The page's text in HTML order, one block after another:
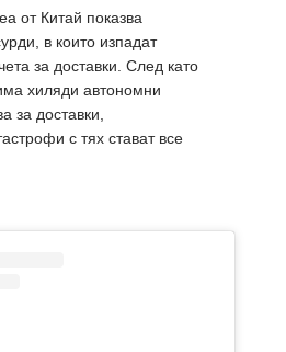
от Китай показва
в които изпадат
за доставки. След като
хиляди автономни
за доставки,
с тях стават все